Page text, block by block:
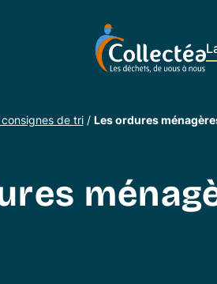
consignes de tri/ Les ordures